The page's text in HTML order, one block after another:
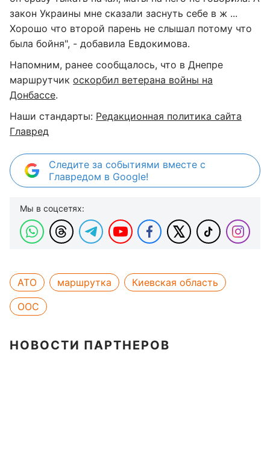
закон Украины мне сказали заснуть себе в ж ...
Хорошо что второй парень не слышал потому что
была бойня", - добавила Евдокимова.
Напомним, ранее сообщалось, что в Днепре
маршрутчик оскорбил ветерана войны на
Донбассе.
Наши стандарты: Редакционная политика сайта
Главред
Следите за событиями вместе с
Главредом в Google!
Мы в соцсетях:
АТО маршрутка
Киевская область
ООС
НОВОСТИ ПАРТНЕРОВ